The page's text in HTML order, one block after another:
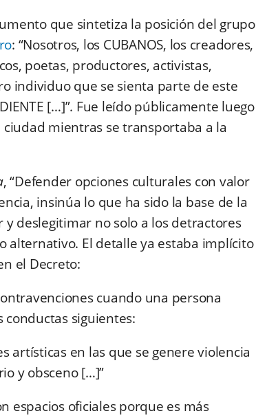
que sintetiza la posición del grupo
: “Nosotros, los CUBANOS, los creadores,
poetas, productores, activistas,
individuo que se sienta parte de este
[…]”. Fue leído públicamente luego
mientras se transportaba a la
, “Defender opciones culturales con valor
insinúa lo que ha sido la base de la
deslegitimar no solo a los detractores
alternativo. El detalle ya estaba implícito
el Decreto:
cuando una persona
siguientes:
artísticas en las que se genere violencia
y obsceno […]”
espacios oficiales porque es más